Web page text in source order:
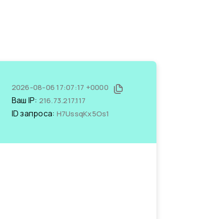
2026-08-06 17:07:17 +0000
Ваш IP: 216.73.217.117
ID запроса: H7UssqKx5Os1